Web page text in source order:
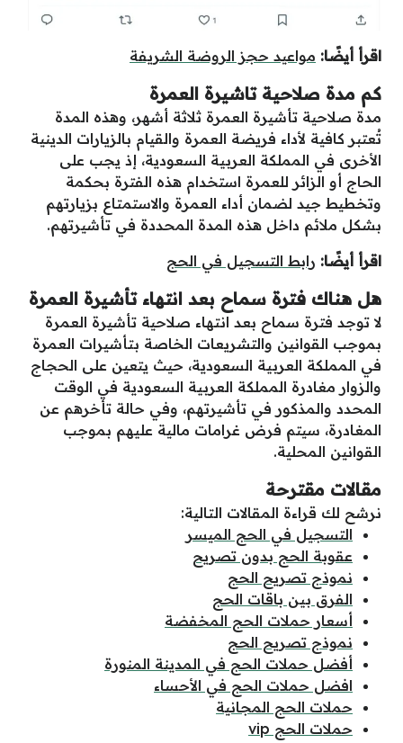
اقرأ أيضًا: مواعيد حجز الروضة الشريفة
كم مدة صلاحية تاشيرة العمرة
مدة صلاحية تأشيرة العمرة ثلاثة أشهر، وهذه المدة
تُعتبر كافية لأداء فريضة العمرة والقيام بالزيارات الدينية
الأخرى في المملكة العربية السعودية، إذ يجب على
الحاج أو الزائر للعمرة استخدام هذه الفترة بحكمة
وتخطيط جيد لضمان أداء العمرة والاستمتاع بزيارتهم
بشكل ملائم داخل هذه المدة المحددة في تأشيرتهم.
اقرأ أيضًا: رابط التسجيل في الحج
هل هناك فترة سماح بعد انتهاء تأشيرة العمرة
لا توجد فترة سماح بعد انتهاء صلاحية تأشيرة العمرة
بموجب القوانين والتشريعات الخاصة بتأشيرات العمرة
في المملكة العربية السعودية، حيث يتعين على الحجاج
والزوار مغادرة المملكة العربية السعودية في الوقت
المحدد والمذكور في تأشيرتهم، وفي حالة تأخرهم عن
المغادرة، سيتم فرض غرامات مالية عليهم بموجب
القوانين المحلية.
مقالات مقترحة
نرشح لك قراءة المقالات التالية:
التسجيل في الحج الميسر
عقوبة الحج بدون تصريح
نموذج تصريح الحج
الفرق بين باقات الحج
أسعار حملات الحج المخفضة
نموذج تصريح الحج
أفضل حملات الحج في المدينة المنورة
افضل حملات الحج في الأحساء
حملات الحج المجانية
حملات الحج vip